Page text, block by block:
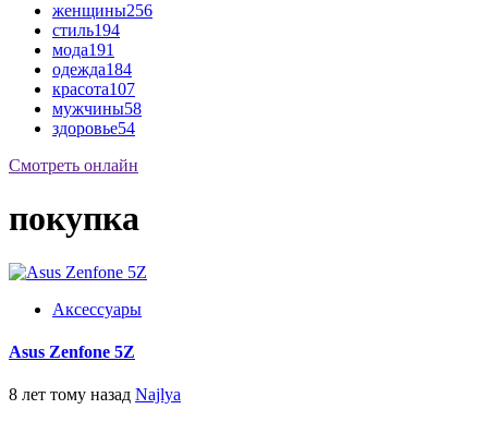
женщины256
стиль194
мода191
одежда184
красота107
мужчины58
здоровье54
Смотреть онлайн
покупка
Аксессуары
Asus Zenfone 5Z
8 лет тому назад Najlya